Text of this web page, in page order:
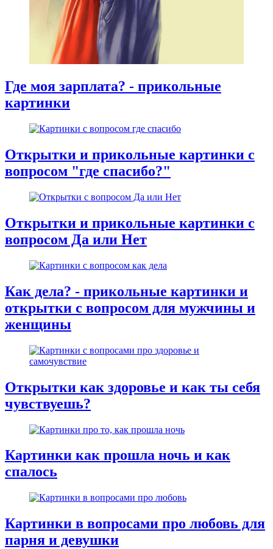
Где моя зарплата? - прикольные
картинки
Открытки и прикольные картинки с
вопросом "где спасибо?"
Открытки и прикольные картинки с
вопросом Да или Нет
Как дела? - прикольные картинки и
открытки с вопросом для мужчины и
женщины
Открытки как здоровье и как ты себя
чувствуешь?
Картинки как прошла ночь и как
спалось
Картинки в вопросами про любовь для
парня и девушки